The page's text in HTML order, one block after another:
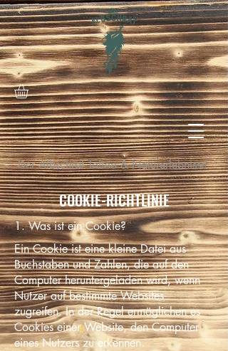
Der Albschrat Tattoo & Naturerlebnisse
COOKIE-RICHTLINIE
1. Was ist ein Cookie?
Ein Cookie ist eine kleine Datei aus
Buchstaben und Zahlen, die auf den
Computer heruntergeladen wird, wenn
Nutzer auf bestimmte Websites
zugreifen. In der Regel ermöglichen es
Cookies einer Website, den Computer
eines Nutzers zu erkennen.